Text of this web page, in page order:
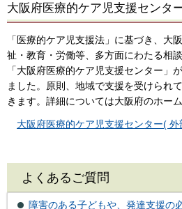
大阪府医療的ケア児支援センタ
「医療的ケア児支援法」に基づき、大
祉・教育・労働等、多方面にわたる相
「大阪府医療的ケア児支援センター」
ました。原則、地域で支援を受けられ
きます。詳細については大阪府のホー
大阪府医療的ケア児支援センター(
よくあるご質問
障害のある子どもや、発達支援の